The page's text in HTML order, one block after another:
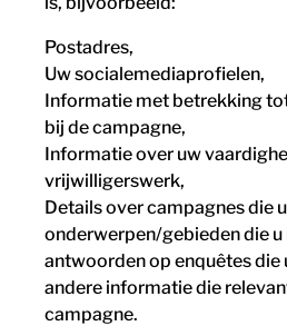
Postadres,
Uw socialemediaprofielen,
Informatie met betrekking
bij de campagne,
Informatie over uw
vrijwilligerswerk,
Details over campagnes die
onderwerpen/gebieden die u
antwoorden op enquêtes die
andere informatie die
campagne.